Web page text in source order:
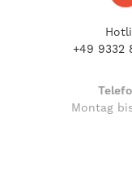
+49 9332
Montag